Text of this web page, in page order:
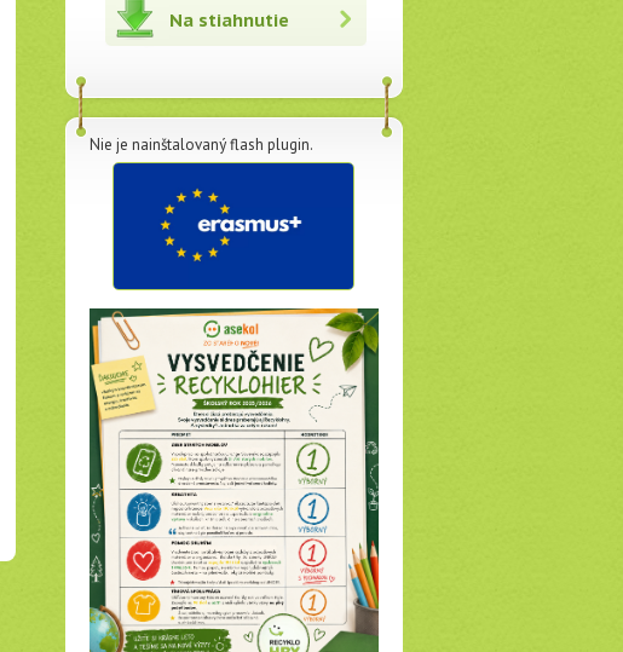
Na stiahnutie
Nie je nainštalovaný flash plugin.